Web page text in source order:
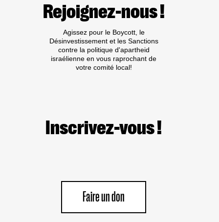
ISRAÉLIEN
2026Rejoignez-nous !
Agissez pour le Boycott, le
Désinvestissement et les Sanctions
contre la politique d'apartheid
israélienne en vous raprochant de
votre comité local!
Inscrivez-vous !
Faire un don